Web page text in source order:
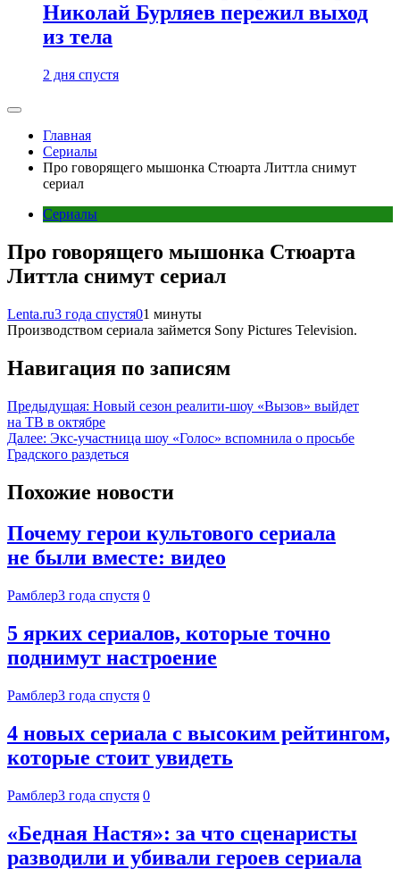
Николай Бурляев пережил выход
из тела
2 дня спустя
Главная
Сериалы
Про говорящего мышонка Стюарта Литтла снимут
сериал
Сериалы
Про говорящего мышонка Стюарта
Литтла снимут сериал
Lenta.ru3 года спустя01 минуты
Производством сериала займется Sony Pictures Television.
Навигация по записям
Предыдущая: Новый сезон реалити-шоу «Вызов» выйдет
на ТВ в октябре
Далее: Экс-участница шоу «Голос» вспомнила о просьбе
Градского раздеться
Похожие новости
Почему герои культового сериала
не были вместе: видео
Рамблер3 года спустя 0
5 ярких сериалов, которые точно
поднимут настроение
Рамблер3 года спустя 0
4 новых сериала с высоким рейтингом,
которые стоит увидеть
Рамблер3 года спустя 0
«Бедная Настя»: за что сценаристы
разводили и убивали героев сериала